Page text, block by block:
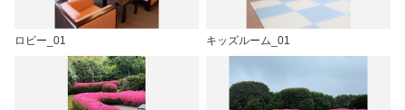
ロビー_01 キッズルーム_01